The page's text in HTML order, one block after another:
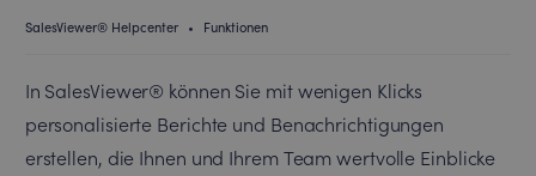
SalesViewer® Helpcenter • Funktionen
In SalesViewer® können Sie mit wenigen Klicks
personalisierte Berichte und Benachrichtigungen
erstellen, die Ihnen und Ihrem Team wertvolle Einblicke